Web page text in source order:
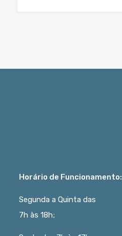
Horário de Funcionamento:
Segunda a Quinta das
7h às 18h;